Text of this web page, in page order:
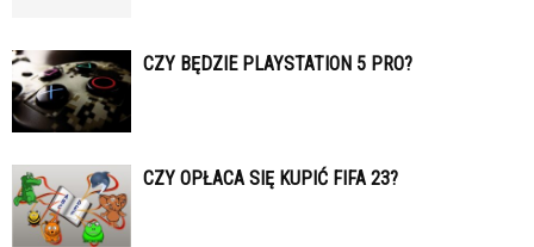
CZY BĘDZIE PLAYSTATION 5 PRO?
CZY OPŁACA SIĘ KUPIĆ FIFA 23?